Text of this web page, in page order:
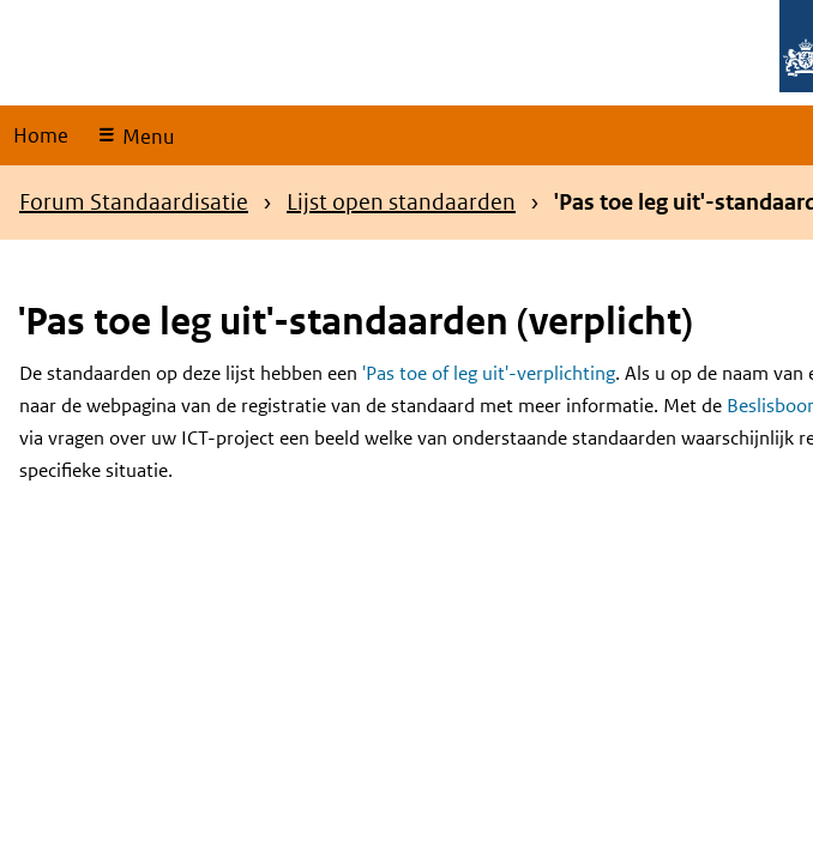
Home Menu
Kruimelpad
Forum Standaardisatie Lijst open standaarden 'Pas toe leg uit'-
'Pas toe leg uit'-standaarden (verplicht)
Content
De standaarden op deze lijst hebben een 'Pas toe of leg uit'-verplichting. Als u op de naam
naar de webpagina van de registratie van de standaard met meer informatie. Met de
via vragen over uw ICT-project een beeld welke van onderstaande standaarden waarschijnlijk
specifieke situatie.